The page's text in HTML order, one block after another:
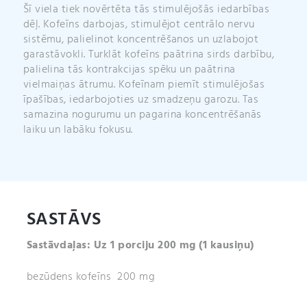
Šī viela tiek novērtēta tās stimulējošās iedarbības
dēļ. Kofeīns darbojas, stimulējot centrālo nervu
sistēmu, palielinot koncentrēšanos un uzlabojot
garastāvokli. Turklāt kofeīns paātrina sirds darbību,
palielina tās kontrakcijas spēku un paātrina
vielmaiņas ātrumu. Kofeīnam piemīt stimulējošas
īpašības, iedarbojoties uz smadzeņu garozu. Tas
samazina nogurumu un pagarina koncentrēšanās
laiku un labāku fokusu.
SASTĀVS
Sastāvdaļas: Uz 1 porciju 200 mg (1 kausiņu)
bezūdens kofeīns 200 mg